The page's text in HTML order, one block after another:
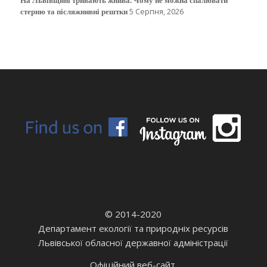
стерню та післяжнивні рештки5 Серпня, 2026
© 2014-2020
Департамент екології та природніх ресурсів
Львівської обласної державної адміністрації
Офіційний веб-сайт.